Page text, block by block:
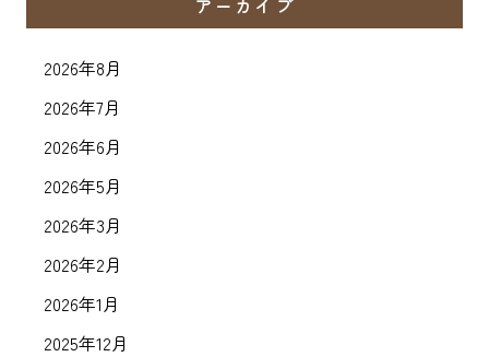
アーカイブ
2026年8月
2026年7月
2026年6月
2026年5月
2026年3月
2026年2月
2026年1月
2025年12月